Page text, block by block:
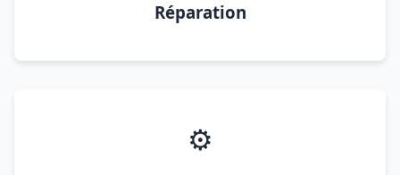
Réparation
⚙️